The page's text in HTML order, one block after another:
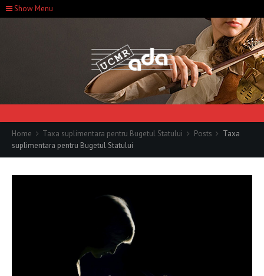
Show Menu
Home Taxa suplimentara pentru Bugetul Statului Posts
Taxa
suplimentara pentru Bugetul Statului